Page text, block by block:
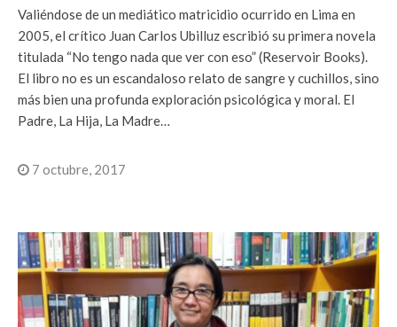
Valiéndose de un mediático matricidio ocurrido en Lima en
2005, el crítico Juan Carlos Ubilluz escribió su primera novela
titulada “No tengo nada que ver con eso” (Reservoir Books).
El libro no es un escandaloso relato de sangre y cuchillos, sino
más bien una profunda exploración psicológica y moral. El
Padre, La Hija, La Madre…
7 octubre, 2017